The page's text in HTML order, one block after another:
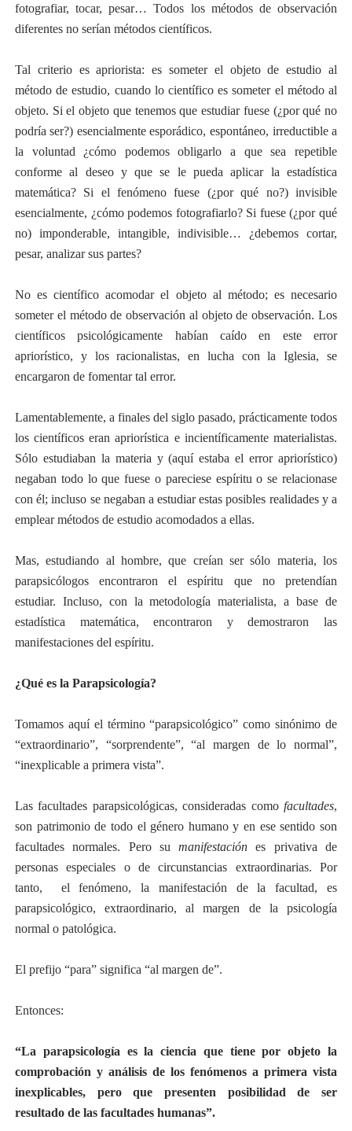
fotografiar, tocar, pesar… Todos los métodos de observación
diferentes no serían métodos científicos.
Tal criterio es apriorista: es someter el objeto de estudio al
método de estudio, cuando lo científico es someter el método al
objeto. Si el objeto que tenemos que estudiar fuese (¿por qué no
podría ser?) esencialmente esporádico, espontáneo, irreductible a
la voluntad ¿cómo podemos obligarlo a que sea repetible
conforme al deseo y que se le pueda aplicar la estadística
matemática? Si el fenómeno fuese (¿por qué no?) invisible
esencialmente, ¿cómo podemos fotografiarlo? Si fuese (¿por qué
no) imponderable, intangible, indivisible… ¿debemos cortar,
pesar, analizar sus partes?
No es científico acomodar el objeto al método; es necesario
someter el método de observación al objeto de observación. Los
científicos psicológicamente habían caído en este error
apriorístico, y los racionalistas, en lucha con la Iglesia, se
encargaron de fomentar tal error.
Lamentablemente, a finales del siglo pasado, prácticamente todos
los científicos eran apriorística e incientíficamente materialistas.
Sólo estudiaban la materia y (aquí estaba el error apriorístico)
negaban todo lo que fuese o pareciese espíritu o se relacionase
con él; incluso se negaban a estudiar estas posibles realidades y a
emplear métodos de estudio acomodados a ellas.
Mas, estudiando al hombre, que creían ser sólo materia, los
parapsicólogos encontraron el espíritu que no pretendían
estudiar. Incluso, con la metodología materialista, a base de
estadística matemática, encontraron y demostraron las
manifestaciones del espíritu.
¿Qué es la Parapsicología?
Tomamos aquí el término “parapsicológico” como sinónimo de
“extraordinario”, “sorprendente”, “al margen de lo normal”,
“inexplicable a primera vista”.
Las facultades parapsicológicas, consideradas comofacultades,
son patrimonio de todo el género humano y en ese sentido son
facultades normales. Pero sumanifestación es privativa de
personas especiales o de circunstancias extraordinarias. Por
tanto,
el fenómeno, la manifestación de la facultad, es
parapsicológico, extraordinario, al margen de la psicología
normal o patológica.
El prefijo “para” significa “al margen de”.
Entonces:
“La parapsicología es la ciencia que tiene por objeto la
comprobación y análisis de los fenómenos a primera vista
inexplicables, pero que presenten posibilidad de ser
resultado de las facultades humanas”.